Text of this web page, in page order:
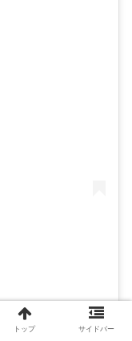
ェアした投稿
トップ サイドバー